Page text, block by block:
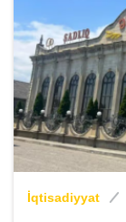
İqtisadiyyat